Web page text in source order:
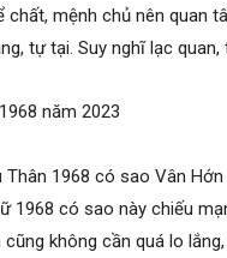
mệnh chủ nên quan
tự tại. Suy nghĩ lạc quan,
năm 2023
1968 có sao Vân
1968 có sao này chiếu
không cần quá lo